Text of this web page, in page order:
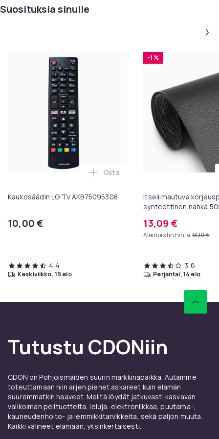
Suosituksia sinulle
Kaukosäädin LG TV AKB75095308
10,00 €
Lisää Kaukosäädin LG TV
Osta
4,4
keskiviikko, 19 elo
-1 %
Itseliimautuva
synteettinen nahka
13,09 €
Aiempi alin hinta 13,19 €
3,6
perjantai, 14 elo
Tutustu CDONiin
CDON on Pohjoismaiden suurin markkinapaikka. Autamme
toteuttamaan niin arjen pienet askareet kuin elämän
suuremmatkin haaveet. Meiltä löydät jatkuvasti kasvavan
valikoiman pelituotteita, leluja, elektroniikkaa, puutarha-,
kauneudenhoito- ja lemmikkitarvikkeita, sekä paljon muuta.
Kaikki välineet elämään, yksinkertaisesti.